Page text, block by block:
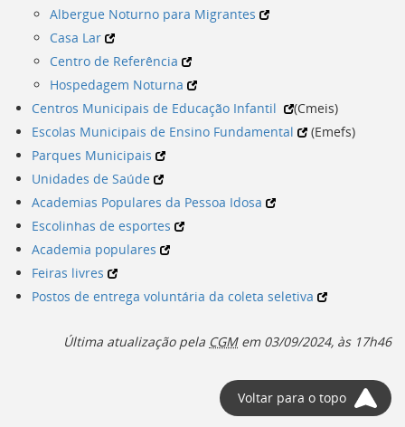
Albergue Noturno para Migrantes
Casa Lar
Centro de Referência
Hospedagem Noturna
Centros Municipais de Educação Infantil
(Cmeis)
Escolas Municipais de Ensino Fundamental
(Emefs)
Parques Municipais
Unidades de Saúde
Academias Populares da Pessoa Idosa
Escolinhas de esportes
Academia populares
Feiras livres
Postos de entrega voluntária da coleta seletiva
Última atualização pela CGMem 03/09/2024, às 17h46
Voltar para o topo